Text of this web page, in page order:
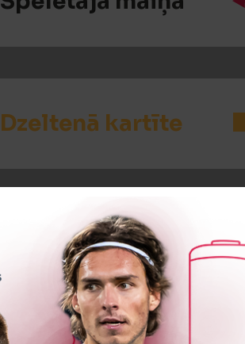
Dzeltenā kartīte
VĀĀĀĀRTI! 2:0